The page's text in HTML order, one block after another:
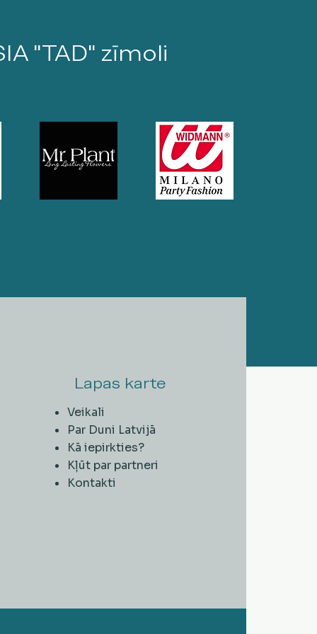
"TAD" zīmoli
Lapas karte
Veikali
Par Duni Latvijā
Kā iepirkties?
Kļūt par partneri
Kontakti